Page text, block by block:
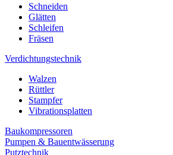
Schneiden
Glätten
Schleifen
Fräsen
Verdichtungstechnik
Walzen
Rüttler
Stampfer
Vibrationsplatten
Baukompressoren
Pumpen & Bauentwässerung
Putztechnik